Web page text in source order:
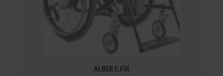
ALBER E.FIX